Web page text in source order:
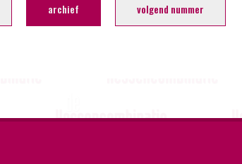
archief volgend nummer